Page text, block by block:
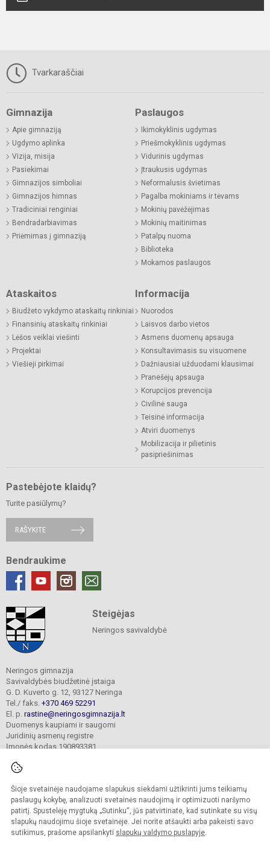
Šioje svetainėje naudojame slapukus siekdami užtikrinti jums teikiamų
paslaugų kokybę, analizuoti svetainės naudojimą ir optimizuoti naršymo
patirtį. Spustelėję mygtuką „Sutinku“, jūs patvirtinate, kad sutinkate su visų
slapukų naudojimu šioje svetainėje. Jei norite atšaukti arba pakeisti savo
sutikimus, prašome apsilankyti slapukų valdymo puslapyje.
Tvarkaraščiai
Gimnazija
Apie gimnaziją
Ugdymo aplinka
Vizija, misija
Pasiekimai
Gimnazijos simboliai
Gimnazijos himnas
Tradiciniai renginiai
Bendradarbiavimas
Priėmimas į gimnaziją
Paslaugos
Ikimokyklinis ugdymas
Priešmokyklinis ugdymas
Vidurinis ugdymas
Įtraukusis ugdymas
Neformalusis švietimas
Pagalba mokiniams ir tėvams
Mokinių pavėžėjimas
Mokinių maitinimas
Patalpų nuoma
Biblioteka
Mokamos paslaugos
Ataskaitos
Biudžeto vykdymo ataskaitų rinkiniai
Finansinių ataskaitų rinkiniai
Lėšos veiklai viešinti
Projektai
Viešieji pirkimai
Informacija
Nuorodos
Laisvos darbo vietos
Asmens duomenų apsauga
Konsultavimasis su visuomene
Dažniausiai užduodami klausimai
Pranešėjų apsauga
Korupcijos prevencija
Civilinė sauga
Teisinė informacija
Atviri duomenys
Mobilizacija ir pilietinis
pasipriešinimas
Pastebėjote klaidų?
Turite pasiūlymų?
RAŠYKITE
Bendraukime
Steigėjas
Neringos savivaldybė
Neringos gimnazija
Savivaldybės biudžetinė įstaiga
G. D. Kuverto g. 12, 93127 Neringa
Tel./ faks. +370 469 52291
El. p. rastine@neringosgimnazija.lt
Duomenys kaupiami ir saugomi
Juridinių asmenų registre
Įmonės kodas 190893381
© 2026. Neringos gimnazija. Visos teisės saugomos.
Kopijuoti turinį be raštiško įstaigos administracijos sutikimo griežtai draudžiama.
Prieinamumo paraiška Slapukų valdymas
Sumanus būdas atnaujinti